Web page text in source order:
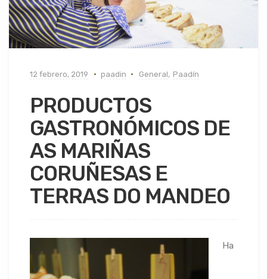
12 febrero, 2019 paadin General, Paadín
PRODUCTOS
GASTRONÓMICOS DE
AS MARIÑAS
CORUÑESAS E
TERRAS DO MANDEO
Ha